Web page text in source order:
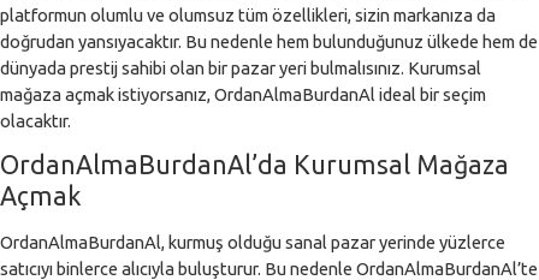
platformun olumlu ve olumsuz tüm özellikleri, sizin markanıza da
doğrudan yansıyacaktır. Bu nedenle hem bulunduğunuz ülkede hem de
dünyada prestij sahibi olan bir pazar yeri bulmalısınız. Kurumsal
mağaza açmak istiyorsanız, OrdanAlmaBurdanAl ideal bir seçim
olacaktır.
OrdanAlmaBurdanAl’da Kurumsal Mağaza
Açmak
OrdanAlmaBurdanAl, kurmuş olduğu sanal pazar yerinde yüzlerce
satıcıyı binlerce alıcıyla buluşturur. Bu nedenle OrdanAlmaBurdanAl’te